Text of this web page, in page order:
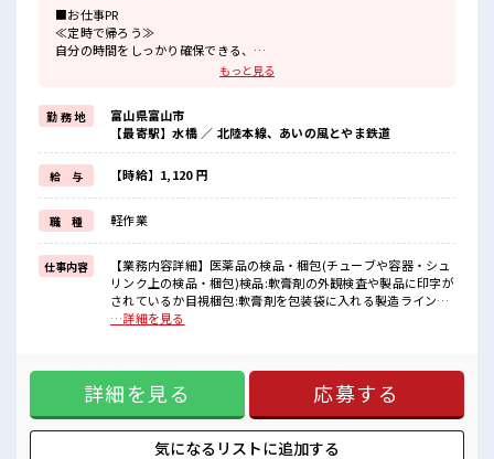
■お仕事PR
≪定時で帰ろう≫
自分の時間をしっかり確保できる、
もちろん男性の応募も歓迎！
≪機能的な制服アリ≫
制服があるので、
毎日の服装の悩み解消♪
≪未経験OKの仕事≫
新しいことにチャレンジするのは不安だけど、
しっかり働く環境が整っています！
イチからスキルUP・ステップUP目指していきましょう！
≪様々なお仕事をご提案≫
一人で悩まず気軽に相談できる、
派遣のお仕事です！
■職場の雰囲気
休憩室でホッと一息リフレッシュ！
ロッカーあり！
安心してお仕事に集中♪
もっと見る
勤 務 地
富山県富山市
【最寄駅】水橋 ／ 北陸本線、あいの風とやま鉄道
給 与 【時給】1,120 円
職 種 軽作業
仕事内容
【業務内容詳細】医薬品の検品・梱包(チューブや容器・シュ
リンク上の検品・梱包)検品:軟膏剤の外観検査や製品に印字が
されているか目視梱包:軟膏剤を包装袋に入れる製造ラインと
しての流れ作業となるため座り仕事、立ち仕事両方【取扱製
のお仕事♪ ≪女性も仕事をしやすい職場≫ もちろん男性の応
募も歓迎！ ≪機能的な制服アリ≫ 制服があるので、 毎日の服
装の悩み解消♪ ≪未経験OKの仕事≫ 新しいことにチャレン
ジするのは不安だけど、 しっかり働く環境が整っています！
イチからスキルUP・ステップUP目指していきましょう！ ≪
…詳細を見る
詳細を見る 応募する
気になるリストに追加する